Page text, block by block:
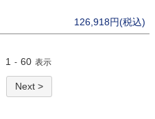
126,918円(税込)
1 - 60 表示
Next >